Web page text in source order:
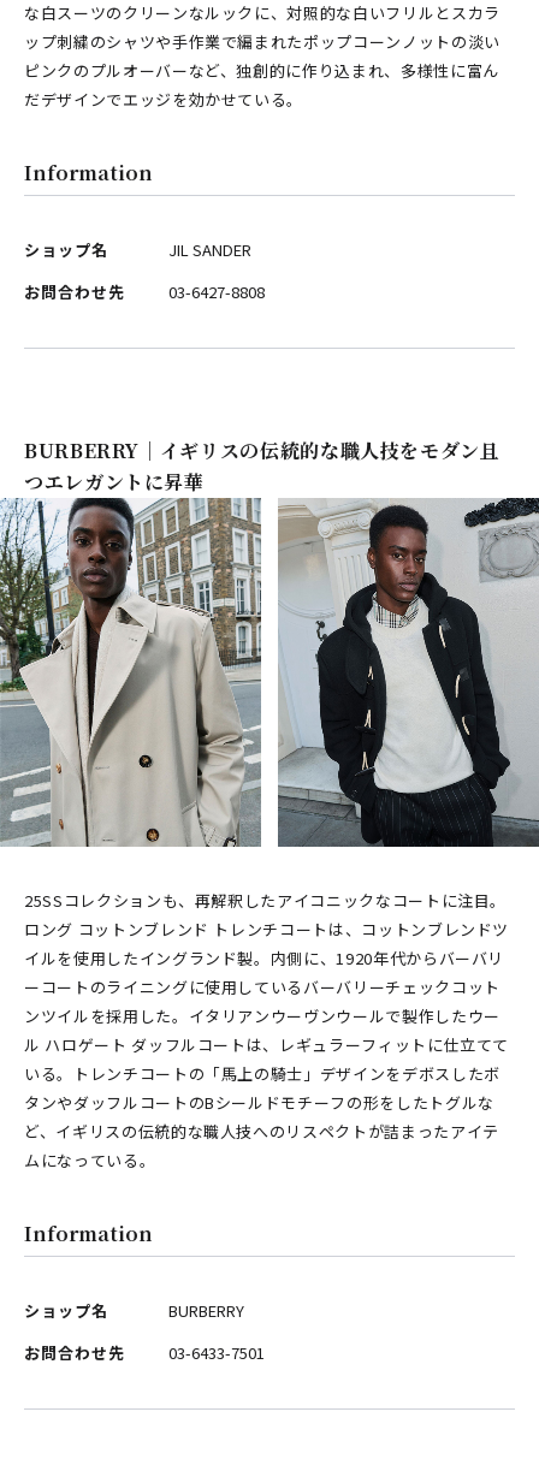
な白スーツのクリーンなルックに、対照的な白いフリルとスカラ
ップ刺繍のシャツや手作業で編まれたポップコーンノットの淡い
ピンクのプルオーバーなど、独創的に作り込まれ、多様性に富ん
だデザインでエッジを効かせている。
Information
ショップ名
JIL SANDER
お問合わせ先
03-6427-8808
BURBERRY｜イギリスの伝統的な職人技をモダン且
つエレガントに昇華
25SSコレクションも、再解釈したアイコニックなコートに注目。
ロング コットンブレンド トレンチコートは、コットンブレンドツ
イルを使用したイングランド製。内側に、1920年代からバーバリ
ーコートのライニングに使用しているバーバリーチェックコット
ンツイルを採用した。イタリアンウーヴンウールで製作したウー
ル ハロゲート ダッフルコートは、レギュラーフィットに仕立てて
いる。トレンチコートの「馬上の騎士」デザインをデボスしたボ
タンやダッフルコートのBシールドモチーフの形をしたトグルな
ど、イギリスの伝統的な職人技へのリスペクトが詰まったアイテ
ムになっている。
Information
ショップ名
BURBERRY
お問合わせ先
03-6433-7501